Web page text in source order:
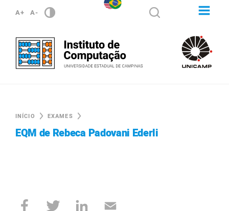
A+ A-
INÍCIO EXAMES
EQM de Rebeca Padovani Ederli